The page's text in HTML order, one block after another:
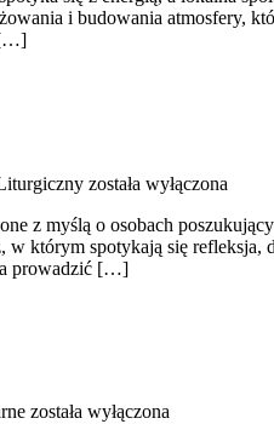
i budowania atmosfery,
[…]
została wyłączona
z myślą o osobach
którym spotykają się
prowadzić […]
została wyłączona